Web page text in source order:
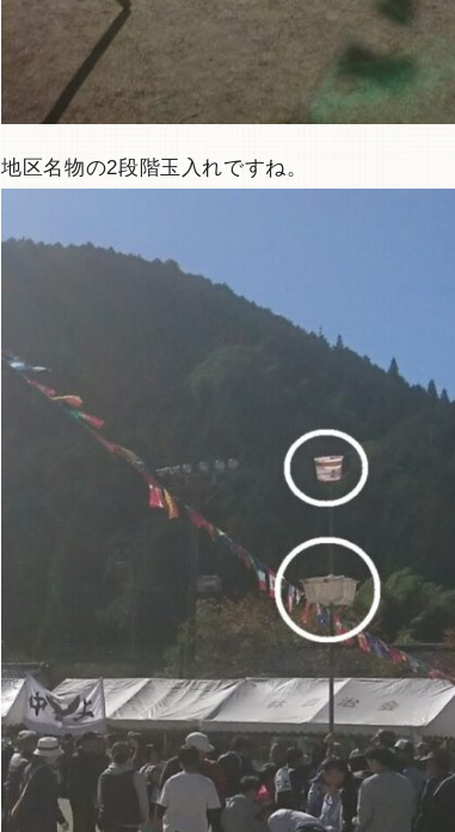
地区名物の2段階玉入れですね。